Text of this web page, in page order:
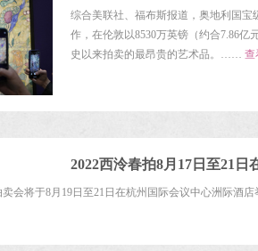
综合美联社、福布斯报道，奥地利国宝
作，在伦敦以8530万英镑（约合7.86亿
史以来拍卖的最昂贵的艺术品。…… 查
2022西泠春拍8月17日至21日
会将于8月19日至21日在杭州国际会议中心洲际酒